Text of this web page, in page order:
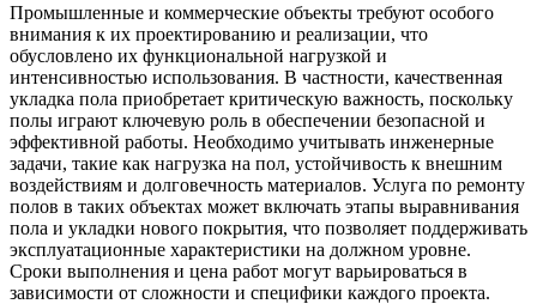
Промышленные и коммерческие объекты требуют особого
внимания к их проектированию и реализации, что
обусловлено их функциональной нагрузкой и
интенсивностью использования. В частности, качественная
укладка пола приобретает критическую важность, поскольку
полы играют ключевую роль в обеспечении безопасной и
эффективной работы. Необходимо учитывать инженерные
задачи, такие как нагрузка на пол, устойчивость к внешним
воздействиям и долговечность материалов. Услуга по ремонту
полов в таких объектах может включать этапы выравнивания
пола и укладки нового покрытия, что позволяет поддерживать
эксплуатационные характеристики на должном уровне.
Сроки выполнения и цена работ могут варьироваться в
зависимости от сложности и специфики каждого проекта.